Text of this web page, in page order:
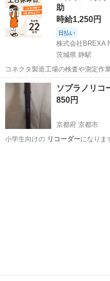
助
時給1,250円
日払い
株式会社BREXA
茨城県 静駅
コネクタ製造工場の検査や測定作
日128日★クリーンルーム内作業★
★就業先食堂利用可！日払い制度あり
工場のお仕事 ◇コネクタ製造工...
茨城 常陸大宮市 静駅
ソプラノリコ
850円
京都府 京都市
小学生向けの リコーダーになりま